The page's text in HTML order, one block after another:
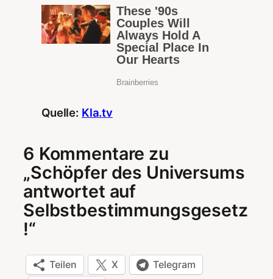
Quelle: Kla.tv
6 Kommentare zu
„Schöpfer des Universums
antwortet auf
Selbstbestimmungsgesetz
!“
Teilen X
Telegram